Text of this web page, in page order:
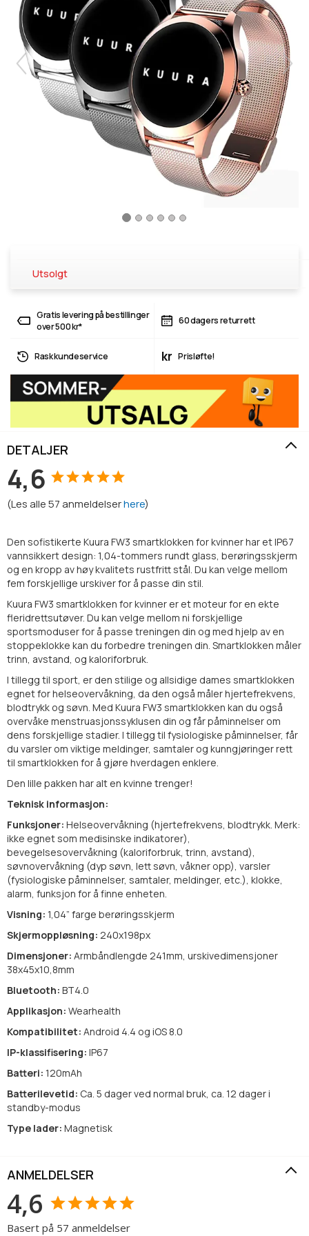
Utsolgt
Gratis levering på bestillinger
over 500 kr*
60 dagers returrett
Rask kundeservice kr Prisløfte!
DETALJER
4,6
(Les alle57anmeldelserhere)
Den sofistikerte Kuura FW3 smartklokken for kvinner har et IP67
vannsikkert design: 1,04-tommers rundt glass, berøringsskjerm
og en kropp av høy kvalitets rustfritt stål. Du kan velge mellom
fem forskjellige urskiver for å passe din stil.
Kuura FW3 smartklokken for kvinner er et moteur for en ekte
fleridrettsutøver. Du kan velge mellom ni forskjellige
sportsmoduser for å passe treningen din og med hjelp av en
stoppeklokke kan du forbedre treningen din. Smartklokken måler
trinn, avstand, og kaloriforbruk.
I tillegg til sport, er den stilige og allsidige dames smartklokken
egnet for helseovervåkning, da den også måler hjertefrekvens,
blodtrykk og søvn. Med Kuura FW3 smartklokken kan du også
overvåke menstruasjonssyklusen din og får påminnelser om
dens forskjellige stadier. I tillegg til fysiologiske påminnelser, får
du varsler om viktige meldinger, samtaler og kunngjøringer rett
til smartklokken for å gjøre hverdagen enklere.
Den lille pakken har alt en kvinne trenger!
Teknisk informasjon:
Funksjoner: Helseovervåkning (hjertefrekvens, blodtrykk. Merk:
ikke egnet som medisinske indikatorer),
bevegelsesovervåkning (kaloriforbruk, trinn, avstand),
søvnovervåkning (dyp søvn, lett søvn, våkner opp), varsler
(fysiologiske påminnelser, samtaler, meldinger, etc.), klokke,
alarm, funksjon for å finne enheten.
Visning: 1,04” farge berøringsskjerm
Skjermoppløsning: 240x198px
Dimensjoner: Armbåndlengde 241mm, urskivedimensjoner
38x45x10,8mm
Bluetooth: BT4.0
Applikasjon: Wearhealth
Kompatibilitet: Android 4.4 og iOS 8.0
IP-klassifisering: IP67
Batteri: 120mAh
Batterilevetid: Ca. 5 dager ved normal bruk, ca. 12 dager i
standby-modus
Type lader: Magnetisk
ANMELDELSER
4,6
Basert på 57 anmeldelser